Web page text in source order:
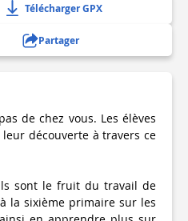
Télécharger GPX
Partager
de chez vous. Les élèves
leur découverte à travers ce
sont le fruit du travail de
la sixième primaire sur les